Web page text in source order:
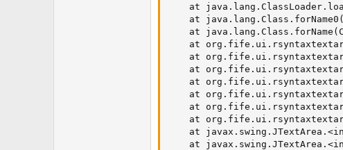
at
at
at
at
at
at
at
at
at
at
at
at